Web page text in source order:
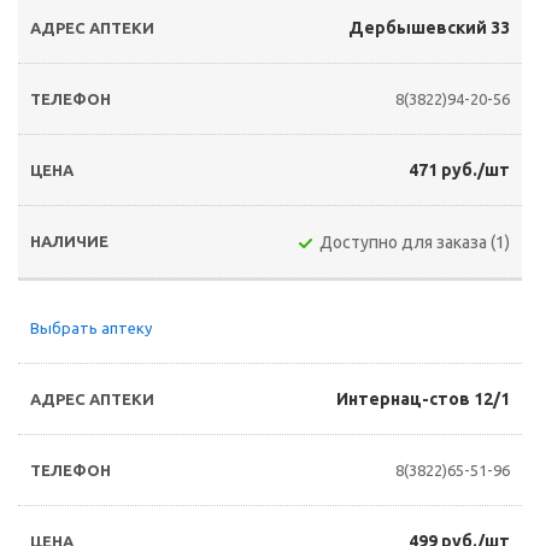
Дербышевский 33
8(3822)94-20-56
471 руб./шт
Доступно для заказа (1)
Выбрать аптеку
Интернац-стов 12/1
8(3822)65-51-96
499 руб./шт